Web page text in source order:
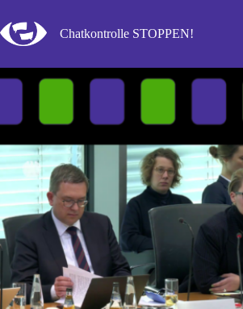
Inhalt
springen
Chatkontrolle STOPPEN!